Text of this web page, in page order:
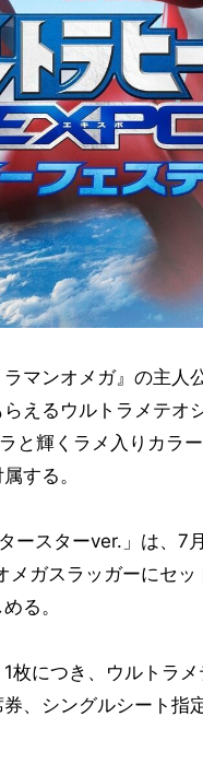
ラマンオメガ』の主
えるウルトラメテオ
と輝くラメ入りカラ
する。
ースターver.」は、7
メガスラッガーにセ
る。
枚につき、ウルトラ
、シングルシート指